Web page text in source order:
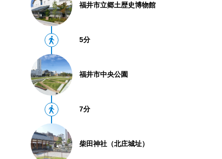
福井市立郷土歴史博物館
5分
福井市中央公園
7分
柴田神社（北庄城址）